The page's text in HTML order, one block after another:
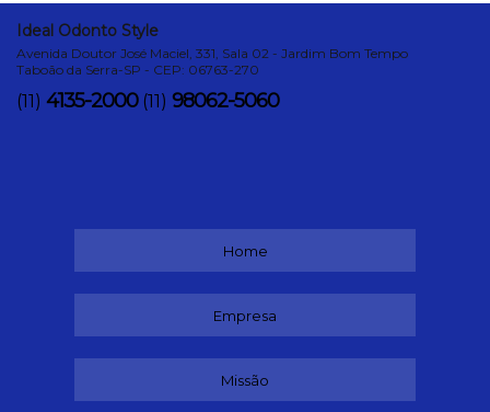
Ideal Odonto Style
Avenida Doutor José Maciel, 331, Sala 02 - Jardim Bom Tempo
Taboão da Serra-SP - CEP: 06763-270
(11) 4135-2000 (11) 98062-5060
Home
Empresa
Missão